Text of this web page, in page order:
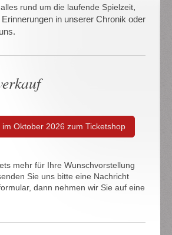
rund um die laufende Spielzeit,
in unserer Chronik oder
im Oktober 2026 zum Ticketshop
mehr für Ihre Wunschvorstellung
Sie uns bitte eine Nachricht
dann nehmen wir Sie auf eine